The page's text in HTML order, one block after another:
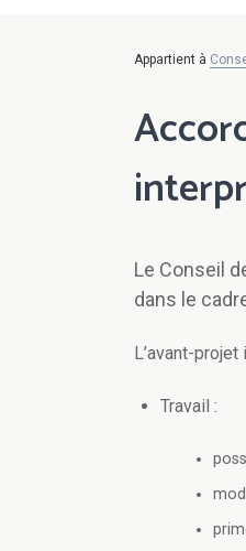
Appartient à
Le Conseil
dans le
L’avant-
Travail :